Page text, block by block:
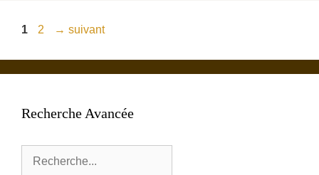
Page
1 Page
2 → suivant
Recherche Avancée